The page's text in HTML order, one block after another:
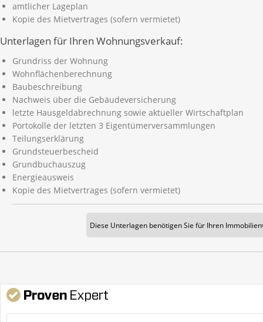
amtlicher Lageplan
Kopie des Mietvertrages (sofern vermietet)
Unterlagen für Ihren Wohnungsverkauf:
Grundriss der Wohnung
Wohnflächenberechnung
Baubeschreibung
Nachweis über die Gebäudeversicherung
letzte Hausgeldabrechnung sowie aktueller Wirtschaftplan
Portokolle der letzten 3 Eigentümerversammlungen
Teilungserklärung
Grundsteuerbescheid
Grundbuchauszug
Energieausweis
Kopie des Mietvertrages (sofern vermietet)